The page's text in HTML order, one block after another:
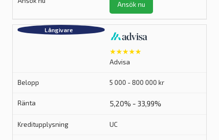
Ansök nu
★★★★★
Advisa
5 000 - 800 000 kr
5,20% - 33,99%
UC